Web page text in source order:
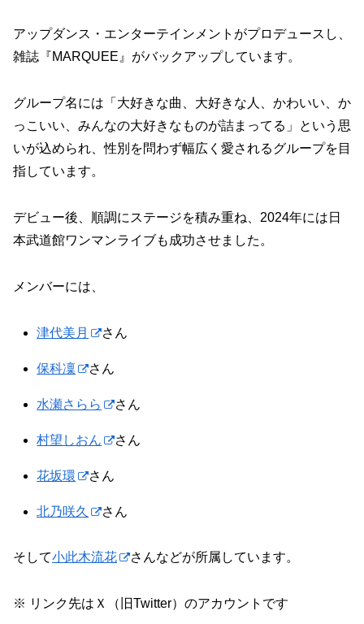
アップダンス・エンターテインメントがプロデュースし、
雑誌『MARQUEE』がバックアップしています。
グループ名には「大好きな曲、大好きな人、かわいい、か
っこいい、みんなの大好きなものが詰まってる」という思
いが込められ、性別を問わず幅広く愛されるグループを目
指しています。
デビュー後、順調にステージを積み重ね、2024年には日
本武道館ワンマンライブも成功させました。
メンバーには、
津代美月 さん
保科凜 さん
水瀬さらら さん
村望しおん さん
花坂環 さん
北乃咲久 さん
そして小此木流花 さんなどが所属しています。
※ リンク先はＸ（旧Twitter）のアカウントです